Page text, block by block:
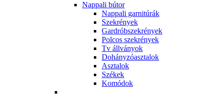
Nappali bútor
Nappali garnitúrák
Szekrények
Gardróbszekrények
Polcos szekrények
Tv állványok
Dohányzóasztalok
Asztalok
Székek
Komódok